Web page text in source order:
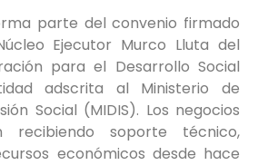
parte del convenio firmado
Ejecutor Murco Lluta del
para el Desarrollo Social
adscrita al Ministerio de
Social (MIDIS). Los negocios
recibiendo soporte técnico,
económicos desde hace